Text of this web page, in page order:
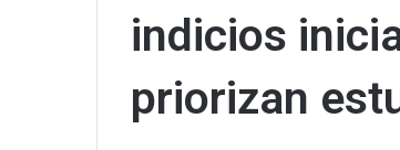
indicios
priorizan